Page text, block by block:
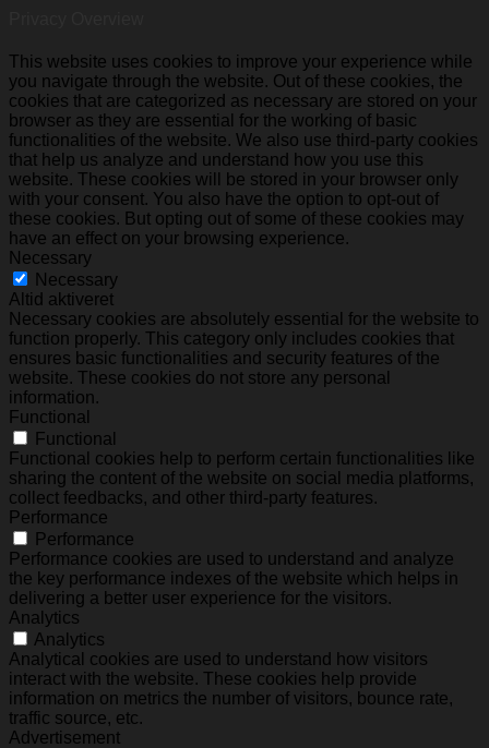
This website uses cookies to improve your experience while
you navigate through the website. Out of these cookies, the
cookies that are categorized as necessary are stored on your
browser as they are essential for the working of basic
functionalities of the website. We also use third-party cookies
that help us analyze and understand how you use this
website. These cookies will be stored in your browser only
with your consent. You also have the option to opt-out of
these cookies. But opting out of some of these cookies may
have an effect on your browsing experience.
Necessary
Necessary
Altid aktiveret
Necessary cookies are absolutely essential for the website to
function properly. This category only includes cookies that
ensures basic functionalities and security features of the
website. These cookies do not store any personal
information.
Functional
Functional
Functional cookies help to perform certain functionalities like
sharing the content of the website on social media platforms,
collect feedbacks, and other third-party features.
Performance
Performance
Performance cookies are used to understand and analyze
the key performance indexes of the website which helps in
delivering a better user experience for the visitors.
Analytics
Analytics
Analytical cookies are used to understand how visitors
interact with the website. These cookies help provide
information on metrics the number of visitors, bounce rate,
traffic source, etc.
Advertisement